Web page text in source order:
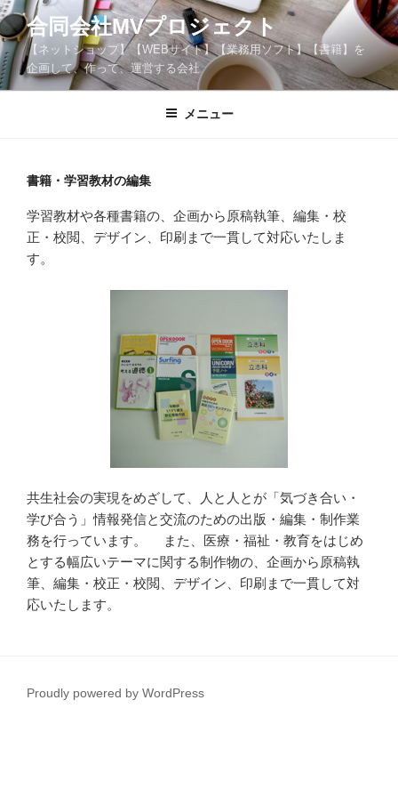
コ
ン
テ
ン
ツ
合同会社MVプロジェクト
【ネットショップ】【WEBサイト】【業務用ソフト】【書籍】を
企画して、作って、運営する会社
メニュー
書籍・学習教材の編集
学習教材や各種書籍の、企画から原稿執筆、編集・校
正・校閲、デザイン、印刷まで一貫して対応いたしま
す。
共生社会の実現をめざして、人と人とが「気づき合い・
学び合う」情報発信と交流のための出版・編集・制作業
務を行っています。 また、医療・福祉・教育をはじめ
とする幅広いテーマに関する制作物の、企画から原稿執
筆、編集・校正・校閲、デザイン、印刷まで一貫して対
応いたします。
Proudly powered by WordPress